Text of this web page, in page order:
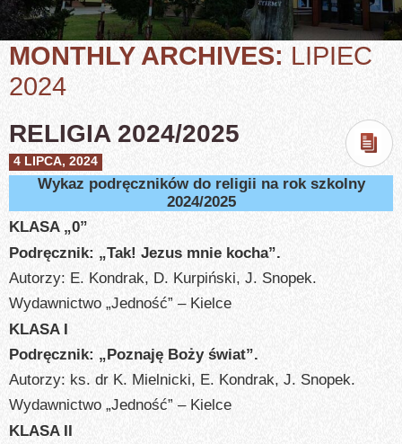
MONTHLY ARCHIVES: LIPIEC
2024
RELIGIA 2024/2025
4 LIPCA, 2024
Wykaz podręczników do religii na rok szkolny
2024/2025
KLASA „0”
Podręcznik: „Tak! Jezus mnie kocha”.
Autorzy: E. Kondrak, D. Kurpiński, J. Snopek.
Wydawnictwo „Jedność” – Kielce
KLASA I
Podręcznik: „Poznaję Boży świat”.
Autorzy: ks. dr K. Mielnicki, E. Kondrak, J. Snopek.
Wydawnictwo „Jedność” – Kielce
KLASA II